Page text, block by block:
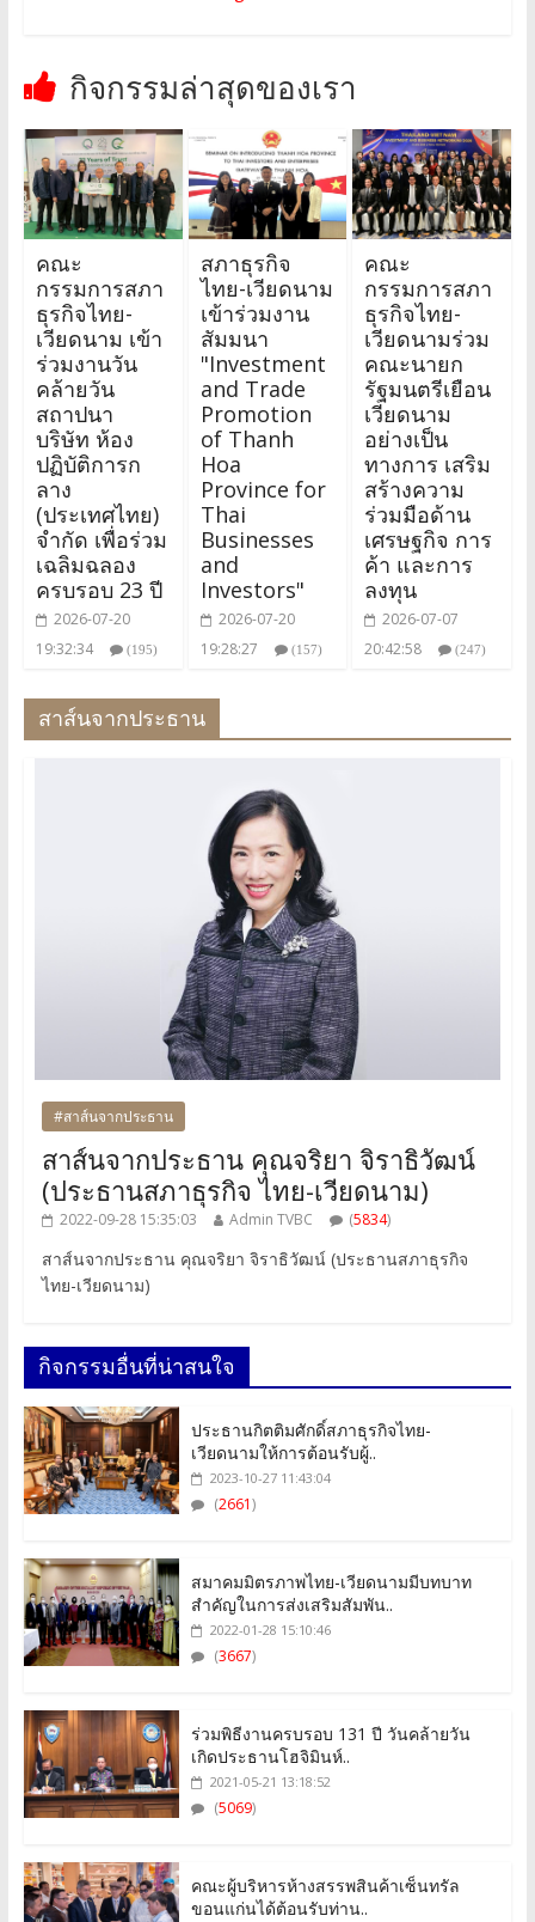
กิจกรรมล่าสุดของเรา
คณะ
กรรมการสภา
ธุรกิจไทย-
เวียดนาม เข้า
ร่วมงานวัน
คล้ายวัน
สถาปนา
บริษัท ห้อง
ปฏิบัติการก
ลาง
(ประเทศไทย)
จำกัด เพื่อร่วม
เฉลิมฉลอง
ครบรอบ 23 ปี
2026-07-20
19:32:34
(195)
สภาธุรกิจ
ไทย-เวียดนาม
เข้าร่วมงาน
สัมมนา
"Investment
and Trade
Promotion
of Thanh
Hoa
Province for
Thai
Businesses
and
Investors"
2026-07-20
19:28:27
(157)
คณะ
กรรมการสภา
ธุรกิจไทย-
เวียดนามร่วม
คณะนายก
รัฐมนตรีเยือน
เวียดนาม
อย่างเป็น
ทางการ เสริม
สร้างความ
ร่วมมือด้าน
เศรษฐกิจ การ
ค้า และการ
ลงทุน
2026-07-07
20:42:58
(247)
สาส์นจากประธาน
#สาส์นจากประธาน
สาส์นจากประธาน คุณจริยา จิราธิวัฒน์
(ประธานสภาธุรกิจ ไทย-เวียดนาม)
2022-09-28 15:35:03 Admin TVBC (5834)
สาส์นจากประธาน คุณจริยา จิราธิวัฒน์ (ประธานสภาธุรกิจ
ไทย-เวียดนาม)
กิจกรรมอื่นที่น่าสนใจ
ประธานกิตติมศักดิ์สภาธุรกิจไทย-
เวียดนามให้การต้อนรับผู้..
2023-10-27 11:43:04
(2661)
สมาคมมิตรภาพไทย-เวียดนามมีบทบาท
สำคัญในการส่งเสริมสัมพัน..
2022-01-28 15:10:46
(3667)
ร่วมพิธีงานครบรอบ 131 ปี วันคล้ายวัน
เกิดประธานโฮจิมินห์..
2021-05-21 13:18:52
(5069)
คณะผู้บริหารห้างสรรพสินค้าเซ็นทรัล
ขอนแก่นได้ต้อนรับท่าน..